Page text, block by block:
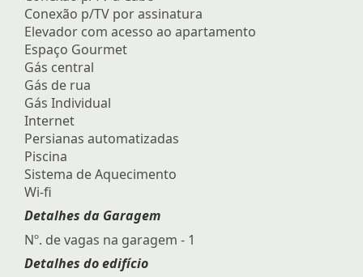
Conexão p/TV por assinatura
Elevador com acesso ao apartamento
Espaço Gourmet
Gás central
Gás de rua
Gás Individual
Internet
Persianas automatizadas
Piscina
Sistema de Aquecimento
Wi-fi
Detalhes da Garagem
Nº. de vagas na garagem - 1
Detalhes do edifício